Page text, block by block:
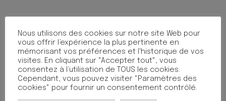
Nous utilisons des cookies sur notre site Web pour
vous offrir l’expérience la plus pertinente en
mémorisant vos préférences et l'historique de vos
visites. En cliquant sur "Accepter tout", vous
consentez à l’utilisation de TOUS les cookies.
Cependant, vous pouvez visiter "Paramètres des
cookies" pour fournir un consentement contrôlé.